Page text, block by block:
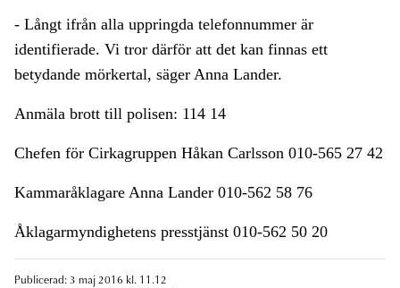
- Långt ifrån alla uppringda telefonnummer är
identifierade. Vi tror därför att det kan finnas ett
betydande mörkertal, säger Anna Lander.
Anmäla brott till polisen: 114 14
Chefen för Cirkagruppen Håkan Carlsson 010-565 27 42
Kammaråklagare Anna Lander 010-562 58 76
Åklagarmyndighetens presstjänst 010-562 50 20
Publicerad: 3 maj 2016 kl. 11.12